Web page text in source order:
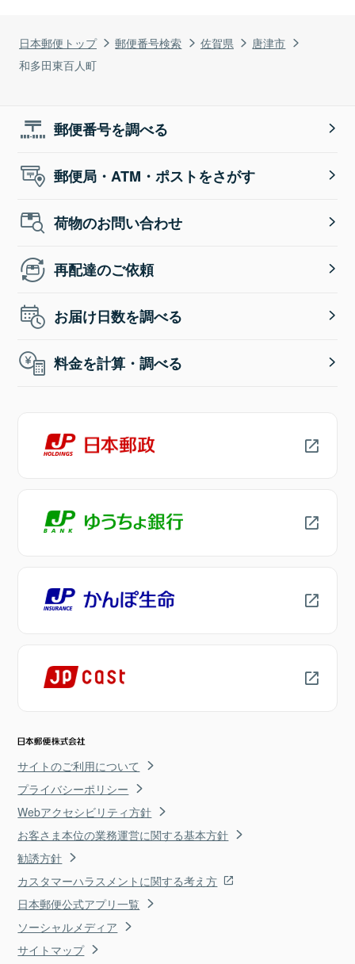
日本郵便トップ 郵便番号検索 佐賀県
唐津市
和多田東百人町
郵便番号を調べる
郵便局・ATM・ポストをさがす
荷物のお問い合わせ
再配達のご依頼
お届け日数を調べる
料金を計算・調べる
サイトのご利用について
プライバシーポリシー
Webアクセシビリティ方針
お客さま本位の業務運営に関する基本方針
勧誘方針
カスタマーハラスメントに関する考え方
日本郵便公式アプリ一覧
ソーシャルメディア
サイトマップ